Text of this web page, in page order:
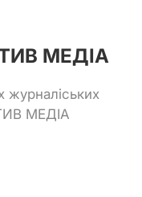
МЕДІА
журналіських
МЕДІА